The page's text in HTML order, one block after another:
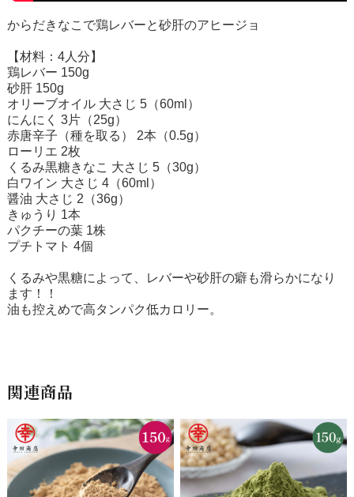
からだきなこで鶏レバーと砂肝のアヒージョ
【材料：4人分】
鶏レバー 150g
砂肝 150g
オリーブオイル 大さじ 5（60ml）
にんにく 3片（25g）
赤唐辛子（種を取る） 2本（0.5g）
ローリエ 2枚
くるみ黒糖きなこ 大さじ 5（30g）
白ワイン 大さじ 4（60ml）
醤油 大さじ 2（36g）
きゅうり 1本
パクチーの葉 1株
プチトマト 4個
くるみや黒糖によって、レバーや砂肝の癖も滑らかになり
ます！！
油も控えめで高タンパク低カロリー。
関連商品